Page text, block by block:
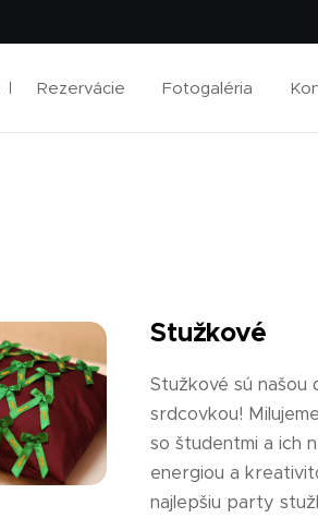
Rezervácie Fotogaléria
Stužkové
Stužkové sú našou
srdcovkou!
so študentmi a ich
energiou a
najlepšiu party